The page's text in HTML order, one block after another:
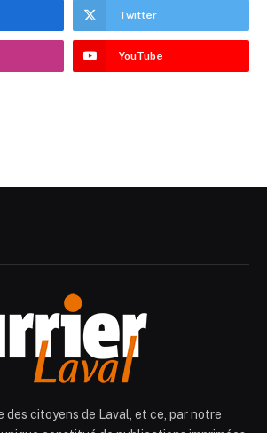
Twitter
YouTube
des citoyens de Laval, et ce, par notre